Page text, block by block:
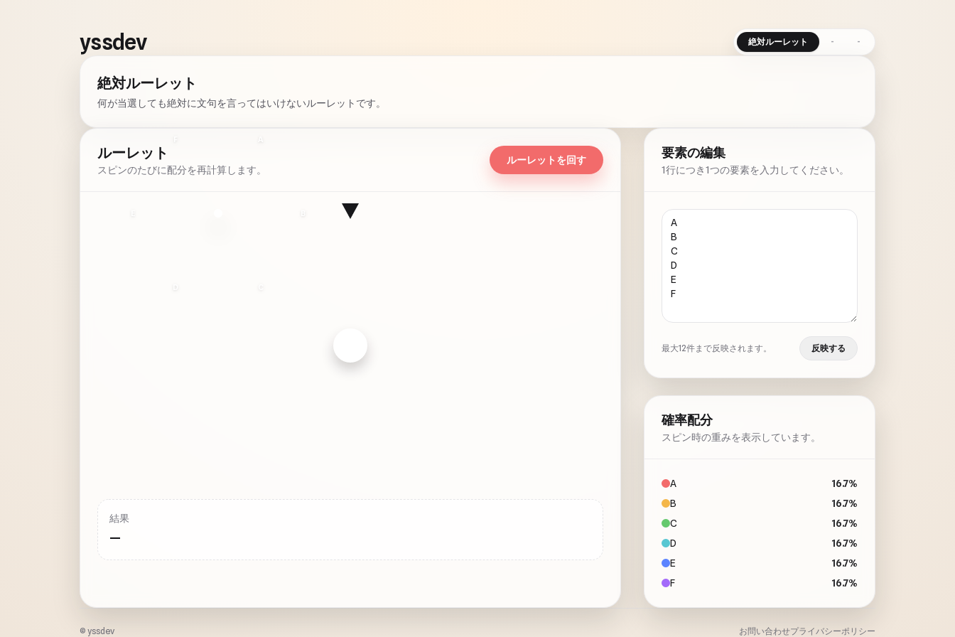
yssdev 絶対ルーレット - -
絶対ルーレット
何が当選しても絶対に文句を言ってはいけないルーレットです。
ルーレット
スピンのたびに配分を再計算します。
ルーレットを回す
A
B
結果
—
要素の編集
1行につき1つの要素を入力してください。
最大12件まで反映されます。 反映する
確率配分
スピン時の重みを表示しています。
A
16.7%
B
16.7%
C
16.7%
D
16.7%
E
16.7%
F
16.7%
© yssdev お問い合わせプライバシーポリシー